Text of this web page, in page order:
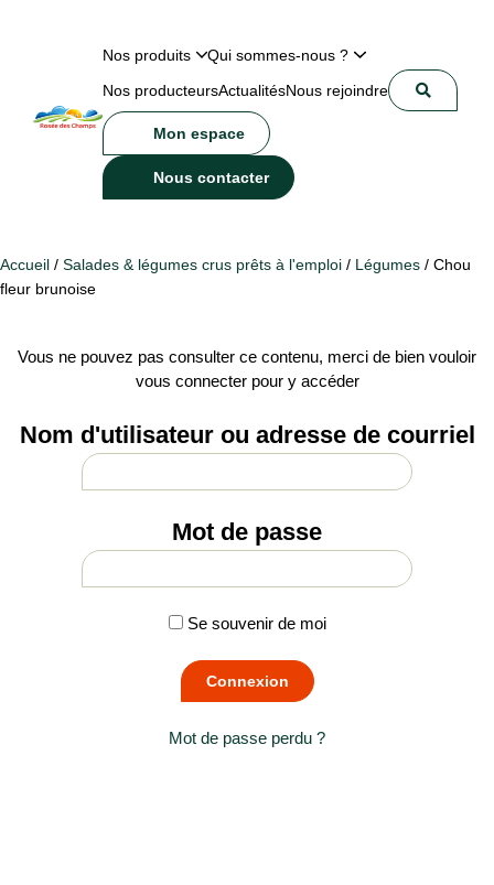
Nos produits
Qui sommes-nous ?
Nos producteursActualitésNous rejoindre
Mon espace
Nous contacter
Accueil / Salades & légumes crus prêts à l'emploi / Légumes / Chou
fleur brunoise
Vous ne pouvez pas consulter ce contenu, merci de bien vouloir
vous connecter pour y accéder
Nom d'utilisateur ou adresse de courriel
Mot de passe
Se souvenir de moi
Mot de passe perdu ?